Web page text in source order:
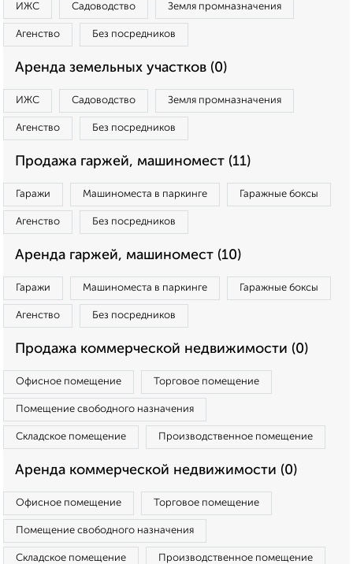
ИЖС Садоводство Земля промназначения
Агенство Без посредников
Аренда земельных участков (0)
ИЖС Садоводство Земля промназначения
Агенство Без посредников
Продажа гаржей, машиномест (11)
Гаражи Машиноместа в паркинге Гаражные боксы
Агенство Без посредников
Аренда гаржей, машиномест (10)
Гаражи Машиноместа в паркинге Гаражные боксы
Агенство Без посредников
Продажа коммерческой недвижимости (0)
Офисное помещение Торговое помещение
Помещение свободного назначения
Складское помещение Производственное помещение
Аренда коммерческой недвижимости (0)
Офисное помещение Торговое помещение
Помещение свободного назначения
Складское помещение Производственное помещение